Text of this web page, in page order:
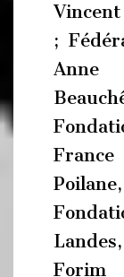
;
Anne